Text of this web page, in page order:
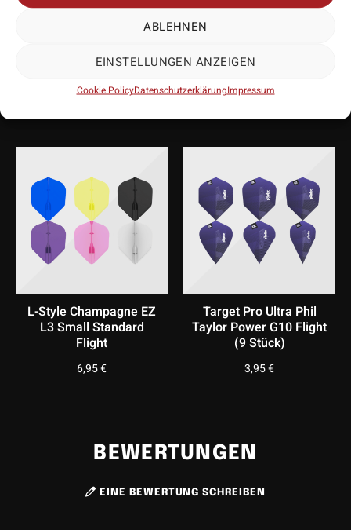
ABLEHNEN
EINSTELLUNGEN ANZEIGEN
Cookie PolicyDatenschutzerklärungImpressum
PASSENDES
ZUBEHÖR
L-Style Champagne EZ
L3 Small Standard
Flight
6,95€
Target Pro Ultra Phil
Taylor Power G10 Flight
(9 Stück)
3,95€
BEWERTUNGEN
EINE BEWERTUNG SCHREIBEN